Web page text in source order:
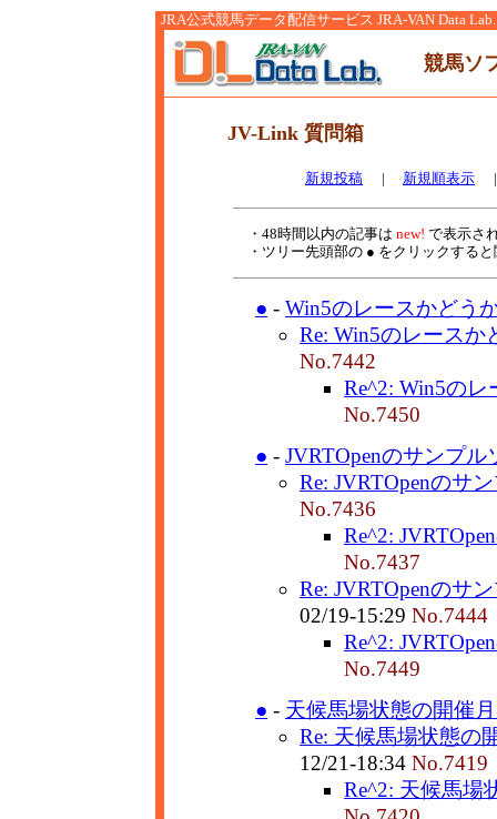
JRA公式競馬データ配信サービス JRA-VAN Data Lab.
競馬ソ
JV-Link 質問箱
新規投稿 | 新規順表示
・48時間以内の記事は new! で表示さ
・ツリー先頭部の ● をクリックする
● - Win5のレースかどう
Re: Win5のレースか
No.7442
Re^2: Win5の
No.7450
● - JVRTOpenのサンプル
Re: JVRTOpenのサ
No.7436
Re^2:
No.7437
Re: JVRTOpenのサ
02/19-15:29 No.7444
Re^2:
No.7449
● - 天候馬場状態の開催
Re: 天候馬場状態の
12/21-18:34 No.7419
Re^2: 天候馬場